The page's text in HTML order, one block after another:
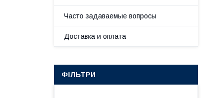
Часто задаваемые вопросы
Доставка и оплата
ФІЛЬТРИ